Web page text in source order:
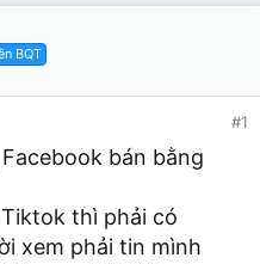
ó
BQT
#1
bán bằng
thì phải có
xem phải tin mình